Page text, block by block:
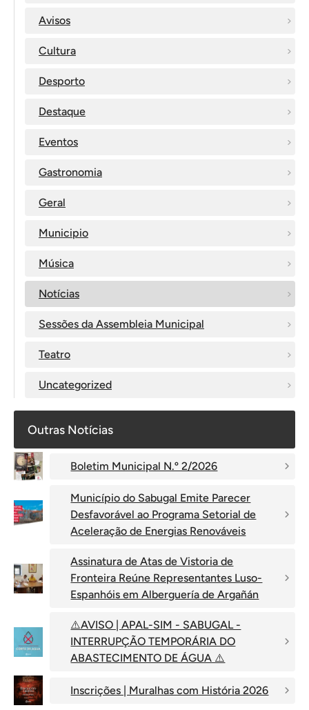
Avisos
Cultura
Desporto
Destaque
Eventos
Gastronomia
Geral
Municipio
Música
Notícias
Sessões da Assembleia Municipal
Teatro
Uncategorized
Outras Notícias
Boletim Municipal N.º 2/2026
Município do Sabugal Emite Parecer
Desfavorável ao Programa Setorial de
Aceleração de Energias Renováveis
Assinatura de Atas de Vistoria de
Fronteira Reúne Representantes Luso-
Espanhóis em Alberguería de Argañán
⚠️AVISO | APAL-SIM - SABUGAL -
INTERRUPÇÃO TEMPORÁRIA DO
ABASTECIMENTO DE ÁGUA ⚠️
Inscrições | Muralhas com História 2026